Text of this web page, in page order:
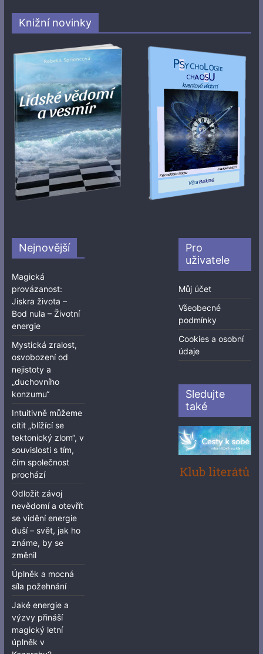
Knižní novinky
Nejnovější
Magická
provázanost:
Jiskra života –
Bod nula – Životní
energie
Mystická zralost,
osvobození od
nejistoty a
„duchovního
konzumu“
Intuitivně můžeme
cítit „blížící se
tektonický zlom“, v
souvislosti s tím,
čím společnost
prochází
Odložit závoj
nevědomí a otevřít
se vidění energie
duší – svět, jak ho
známe, by se
změnil
Úplněk a mocná
síla požehnání
Jaké energie a
výzvy přináší
magický letní
úplněk v
Pro
uživatele
Můj účet
Všeobecné
podmínky
Cookies a osobní
údaje
Sledujte
také